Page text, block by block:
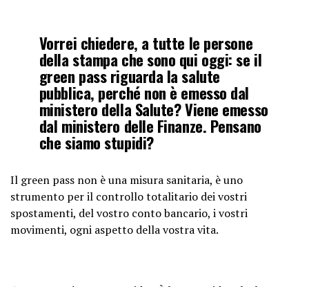
Vorrei chiedere, a tutte le persone
della stampa che sono qui oggi: se il
green pass riguarda la salute
pubblica, perché non è emesso dal
ministero della Salute? Viene emesso
dal ministero delle Finanze. Pensano
che siamo stupidi?
Il green pass non è una misura sanitaria, è uno
strumento per il controllo totalitario dei vostri
spostamenti, del vostro conto bancario, i vostri
movimenti, ogni aspetto della vostra vita.